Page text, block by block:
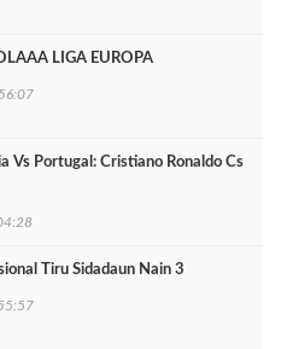
LIGA EUROPA
Vs Portugal: Cristiano Ronaldo Cs
Tiru Sidadaun Nain 3